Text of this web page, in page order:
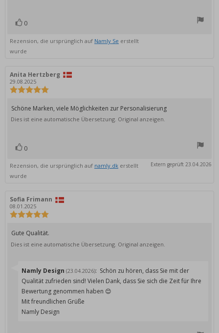
Stimme
0
Rezension, die ursprünglich auf Namly Se erstellt
wurde
Autor
der
Rezension:
Anita Hertzberg
29.08.2025
5
Sternen
Rezensionstext:
Schöne Marken, viele Möglichkeiten zur Personalisierung
Dies ist eine automatische Übersetzung. Original anzeigen.
Stimme
0
Rezension, die ursprünglich auf namly.dk erstellt
wurde
Extern geprüft 23.04.2026
Autor
der
Rezension:
Sofia Frimann
08.01.2025
Sternen
Rezensionstext:
Gute Qualität.
Dies ist eine automatische Übersetzung. Original anzeigen.
Antworten
von:
Namly Design (23.04.2026): Schön zu hören, dass Sie mit der
Qualität zufrieden sind! Vielen Dank, dass Sie sich die Zeit für Ihre
Bewertung genommen haben 😊
Mit freundlichen Grüße
Namly Design